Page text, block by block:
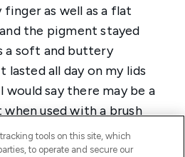
tools on this site, which
to operate and secure our